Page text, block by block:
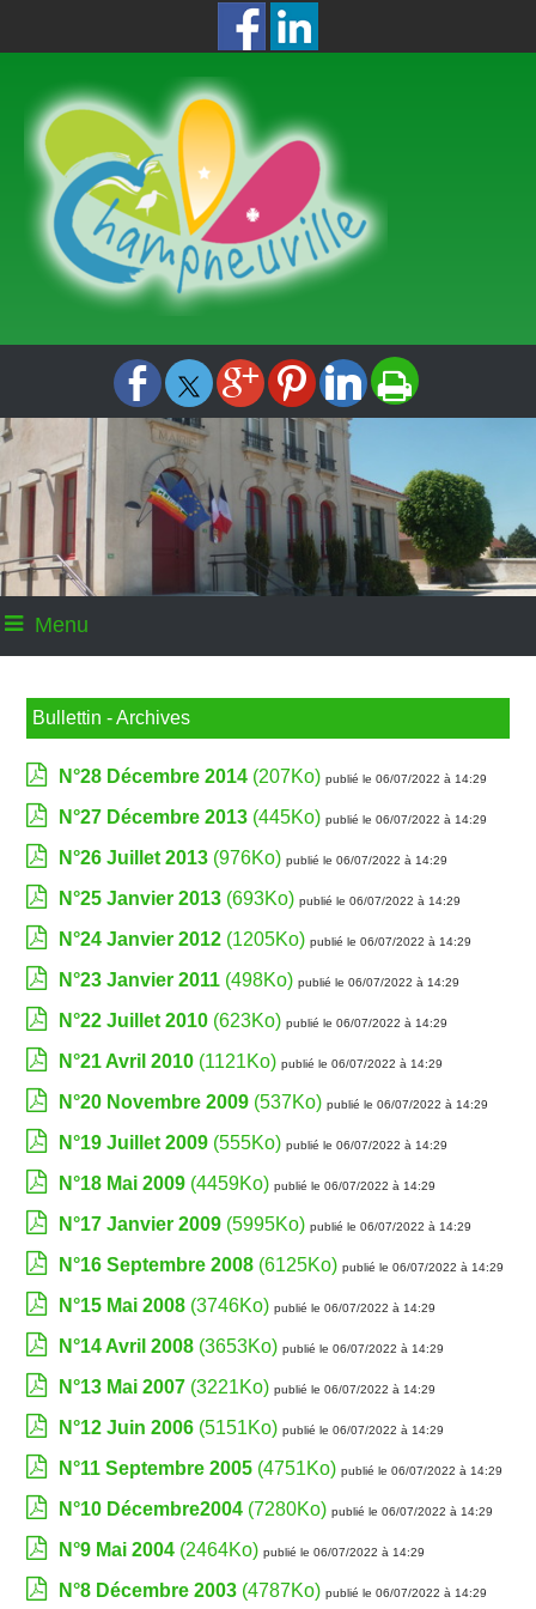
Menu
Bullettin - Archives
N°28 Décembre 2014 (207Ko)publié le 06/07/2022 à 14:29
N°27 Décembre 2013 (445Ko)publié le 06/07/2022 à 14:29
N°26 Juillet 2013 (976Ko)publié le 06/07/2022 à 14:29
N°25 Janvier 2013 (693Ko)publié le 06/07/2022 à 14:29
N°24 Janvier 2012 (1205Ko)publié le 06/07/2022 à 14:29
N°23 Janvier 2011 (498Ko)publié le 06/07/2022 à 14:29
N°22 Juillet 2010 (623Ko)publié le 06/07/2022 à 14:29
N°21 Avril 2010 (1121Ko)publié le 06/07/2022 à 14:29
N°20 Novembre 2009 (537Ko)publié le 06/07/2022 à 14:29
N°19 Juillet 2009 (555Ko)publié le 06/07/2022 à 14:29
N°18 Mai 2009 (4459Ko)publié le 06/07/2022 à 14:29
N°17 Janvier 2009 (5995Ko)publié le 06/07/2022 à 14:29
N°16 Septembre 2008 (6125Ko)publié le 06/07/2022 à 14:29
N°15 Mai 2008 (3746Ko)publié le 06/07/2022 à 14:29
N°14 Avril 2008 (3653Ko)publié le 06/07/2022 à 14:29
N°13 Mai 2007 (3221Ko)publié le 06/07/2022 à 14:29
N°12 Juin 2006 (5151Ko)publié le 06/07/2022 à 14:29
N°11 Septembre 2005 (4751Ko)publié le 06/07/2022 à 14:29
N°10 Décembre2004 (7280Ko)publié le 06/07/2022 à 14:29
N°9 Mai 2004 (2464Ko)publié le 06/07/2022 à 14:29
N°8 Décembre 2003 (4787Ko)publié le 06/07/2022 à 14:29